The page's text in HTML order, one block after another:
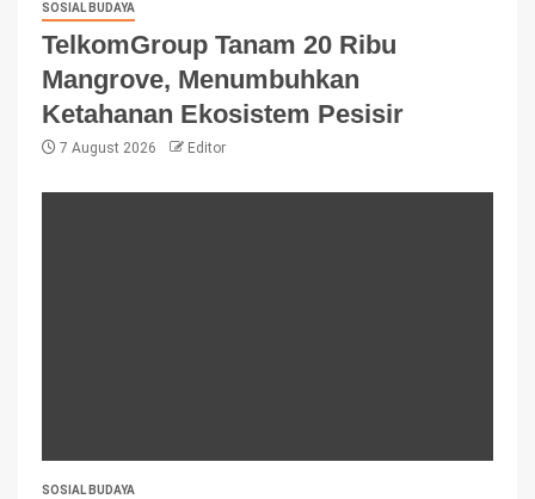
SOSIAL BUDAYA
TelkomGroup Tanam 20 Ribu
Mangrove, Menumbuhkan
Ketahanan Ekosistem Pesisir
7 August 2026 Editor
SOSIAL BUDAYA